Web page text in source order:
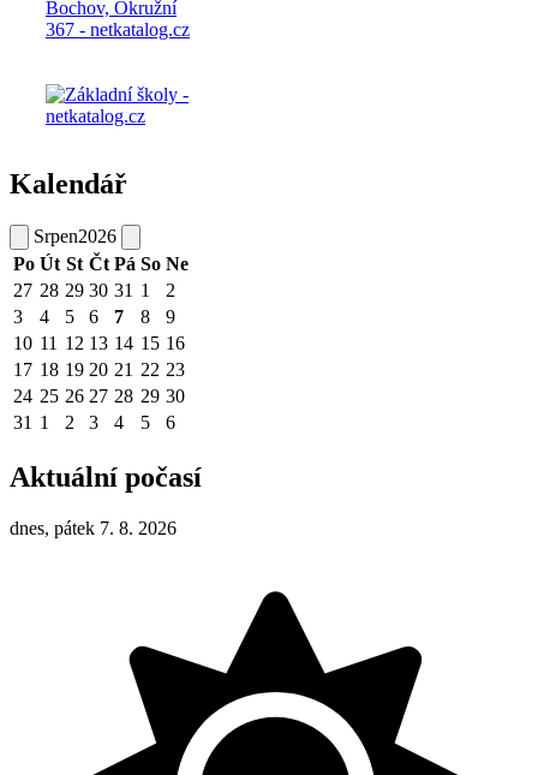
Kalendář
Srpen2026
Po Út St Čt Pá So Ne
27 28 29 30 31 1
2
3
4 5 6 7 8
9
10 11 12 13 14 15 16
17 18 19 20 21 22 23
24 25 26 27 28 29 30
31 1 2 3 4 5 6
Aktuální počasí
dnes, pátek 7. 8. 2026